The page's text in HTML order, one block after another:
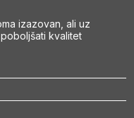
izazovan, ali uz
kvalitet